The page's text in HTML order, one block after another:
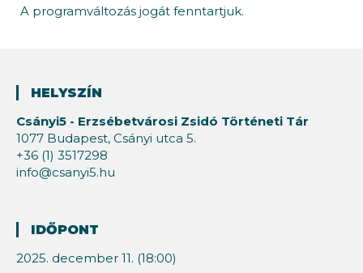
A programváltozás jogát fenntartjuk.
HELYSZÍN
Csányi5 - Erzsébetvárosi Zsidó Történeti Tár
1077 Budapest, Csányi utca 5.
+36 (1) 3517298
info@csanyi5.hu
IDŐPONT
2025. december 11. (18:00)